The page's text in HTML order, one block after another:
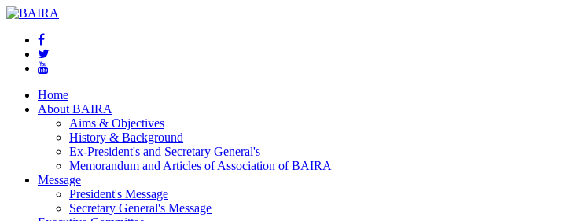
Home
About BAIRA
Aims & Objectives
History & Background
Ex-President's and Secretary General's
Memorandum and Articles of Association of BAIRA
Message
President's Message
Secretary General's Message